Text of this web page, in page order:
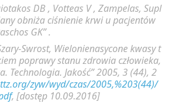
DB , Votteas V , Zampelas, Supl
obniża ciśnienie krwi u pacjentów
GK” .
Swrost, Wielonienasycone kwasy t
poprawy stanu zdrowia człowieka,
Technologia. Jakość” 2005, 3 (44), 2
zyw/wyd/czas/2005,%203(44)/
, [dostęp 10.09.2016]